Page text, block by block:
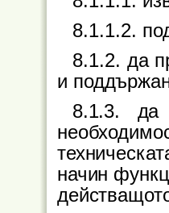
8.1.1.2.
8.1.2. да
и
8.1.3. да
начин